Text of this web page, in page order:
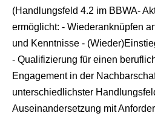
(Handlungsfeld 4.2 im BBWA-
ermöglicht: - Wiederanknüpfen
und Kenntnisse -
- Qualifizierung für einen
Engagement in der
unterschiedlichster
Auseinandersetzung mit